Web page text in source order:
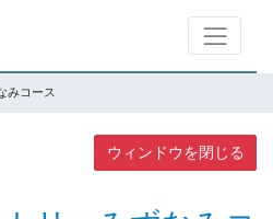
みコース
ウィンドウを閉じる